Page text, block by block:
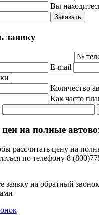
Вы
Заказать
заявку
№
E-mail
Количество
Как часто
на полные
рассчитать цену на
по телефону 8
заявку на обратный